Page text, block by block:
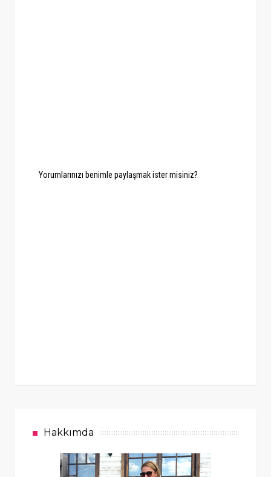
Yorumlarınızı benimle paylaşmak ister misiniz?
Hakkımda